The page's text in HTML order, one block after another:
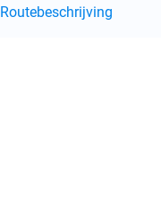
Routebeschrijving